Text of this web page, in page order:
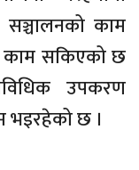
सञ्चालनको काम
काम सकिएको छ
उपकरण
भइरहेको छ ।